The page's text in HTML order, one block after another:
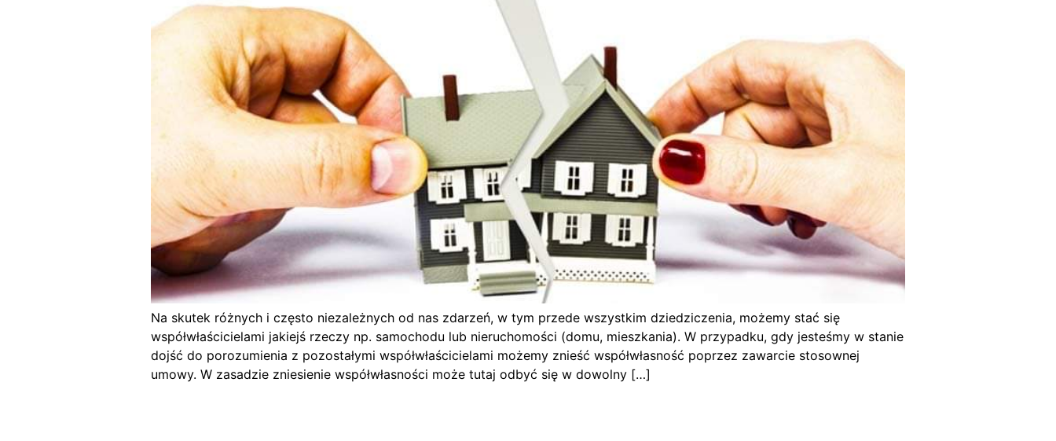
Na skutek różnych i często niezależnych od nas zdarzeń, w tym przede wszystkim dziedziczenia, możemy stać się
współwłaścicielami jakiejś rzeczy np. samochodu lub nieruchomości (domu, mieszkania). W przypadku, gdy jesteśmy w stanie
dojść do porozumienia z pozostałymi współwłaścicielami możemy znieść współwłasność poprzez zawarcie stosownej
umowy. W zasadzie zniesienie współwłasności może tutaj odbyć się w dowolny […]